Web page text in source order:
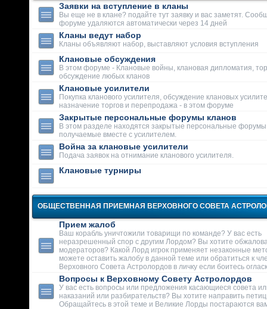
Заявки на вступление в кланы
Вы еще не в клане? подайте тут заявку и вас заметят.
форуме удаляются автоматически через 14 дней
Кланы ведут набор
Кланы объявляют набор, выставляют условия вступления
Клановые обсуждения
В этом форуме - Клановые войны, клановая дипломатия,
обсуждение любых кланов
Клановые усилители
Покупка кланового усилителя, обсуждение клановых
назначение торгов и перепродажа - в этом форуме
Закрытые персональные форумы кланов
В этом разделе находятся закрытые персональные форумы
получаемые вместе с усилителем.
Война за клановые усилители
Подача заявок на отнимание кланового усилителя.
Клановые турниры
ОБЩЕСТВЕННАЯ ПРИЕМНАЯ ВЕРХОВНОГО СОВЕТА
Прием жалоб
Ваш корабль уничтожили товарищи по команде? У вас есть
неразрешенный спор с другим Лордом? Вы хотите
модераторов? Какой Лорд игрок применяет незаконные
можете оставить жалобу в данной теме или обратиться к
Верховного Совета Астролордов в личку если боитесь
Вопросы к Верховному Совету Астролордов
У вас есть вопросы или предложения касающиеся совета
наказаний или разбирательств? Вы хотите направить
Обращайтесь в этой теме и Великие Лорды постараются